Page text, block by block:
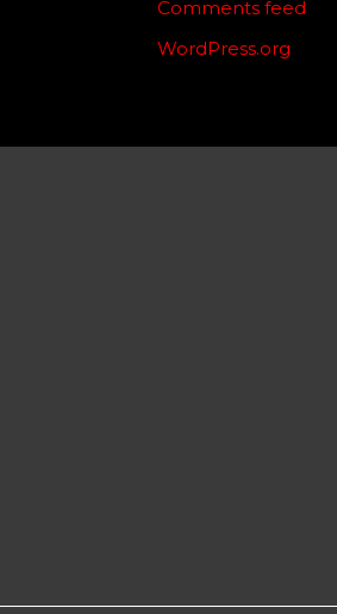
Comments feed
WordPress.org